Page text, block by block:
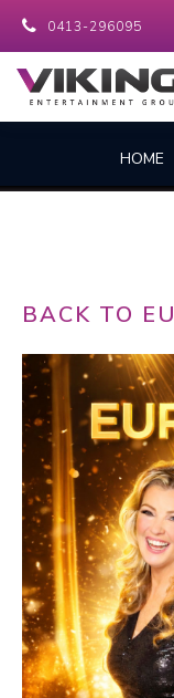
0413-296095
HOME
BACK TO